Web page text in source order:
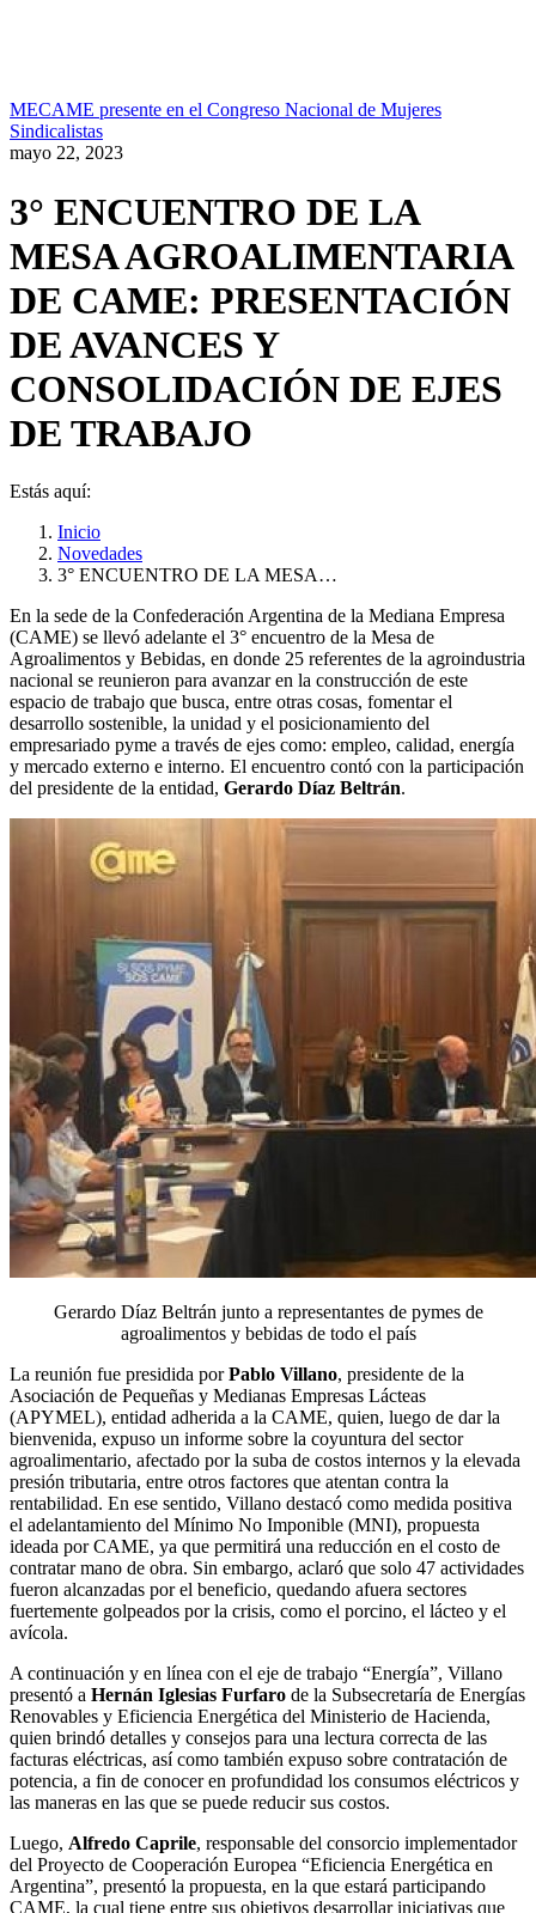
MECAME presente en el Congreso Nacional de Mujeres
Sindicalistas
mayo 22, 2023
3° ENCUENTRO DE LA
MESA AGROALIMENTARIA
DE CAME: PRESENTACIÓN
DE AVANCES Y
CONSOLIDACIÓN DE EJES
DE TRABAJO
Estás aquí:
Inicio
Novedades
3° ENCUENTRO DE LA MESA…
En la sede de la Confederación Argentina de la Mediana Empresa
(CAME) se llevó adelante el 3° encuentro de la Mesa de
Agroalimentos y Bebidas, en donde 25 referentes de la agroindustria
nacional se reunieron para avanzar en la construcción de este
espacio de trabajo que busca, entre otras cosas, fomentar el
desarrollo sostenible, la unidad y el posicionamiento del
empresariado pyme a través de ejes como: empleo, calidad, energía
y mercado externo e interno. El encuentro contó con la participación
del presidente de la entidad, Gerardo Díaz Beltrán.
Gerardo Díaz Beltrán junto a representantes de pymes de
agroalimentos y bebidas de todo el país
La reunión fue presidida porPablo Villano, presidente de la
Asociación de Pequeñas y Medianas Empresas Lácteas
(APYMEL), entidad adherida a la CAME, quien, luego de dar la
bienvenida, expuso un informe sobre la coyuntura del sector
agroalimentario, afectado por la suba de costos internos y la elevada
presión tributaria, entre otros factores que atentan contra la
rentabilidad. En ese sentido, Villano destacó como medida positiva
el adelantamiento del Mínimo No Imponible (MNI), propuesta
ideada por CAME, ya que permitirá una reducción en el costo de
contratar mano de obra. Sin embargo, aclaró que solo 47 actividades
fueron alcanzadas por el beneficio, quedando afuera sectores
fuertemente golpeados por la crisis, como el porcino, el lácteo y el
avícola.
A continuación y en línea con el eje de trabajo “Energía”, Villano
presentó a Hernán Iglesias Furfaro de la Subsecretaría de Energías
Renovables y Eficiencia Energética del Ministerio de Hacienda,
quien brindó detalles y consejos para una lectura correcta de las
facturas eléctricas, así como también expuso sobre contratación de
potencia, a fin de conocer en profundidad los consumos eléctricos y
las maneras en las que se puede reducir sus costos.
Luego, Alfredo Caprile, responsable del consorcio implementador
del Proyecto de Cooperación Europea “Eficiencia Energética en
Argentina”, presentó la propuesta, en la que estará participando
CAME, la cual tiene entre sus objetivos desarrollar iniciativas que